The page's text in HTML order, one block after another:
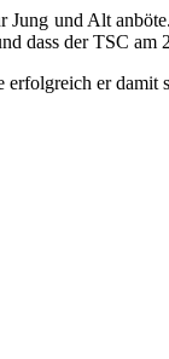
und Alt
dass der TSC am
er